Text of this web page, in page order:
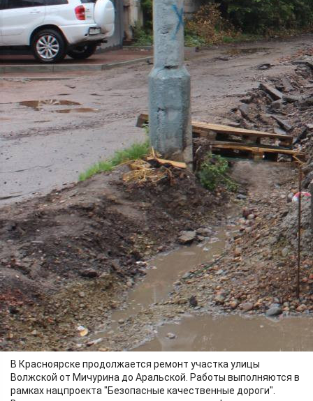
Фото:
МКУ "УДИБ"
Фото:
МКУ "УДИБ"
Фото:
МКУ "УДИБ"
В Красноярске продолжается ремонт участка улицы
Волжской от Мичурина до Аральской. Работы выполняются в
рамках нацпроекта "Безопасные качественные дороги".